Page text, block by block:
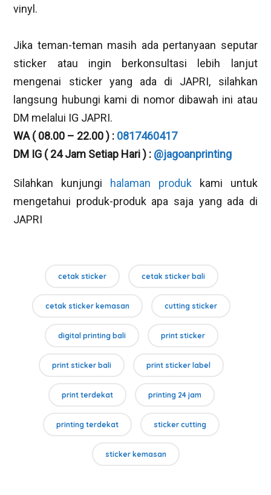
vinyl.
Jika teman-teman masih ada pertanyaan seputar
sticker atau ingin berkonsultasi lebih lanjut
mengenai sticker yang ada di JAPRI, silahkan
langsung hubungi kami di nomor dibawah ini atau
DM melalui IG JAPRI.
WA ( 08.00 – 22.00 ) : 0817460417
DM IG ( 24 Jam Setiap Hari ) : @jagoanprinting
Silahkan kunjungi halaman produkkami untuk
mengetahui produk-produk apa saja yang ada di
JAPRI
cetak sticker cetak sticker bali
cetak sticker kemasan cutting sticker
digital printing bali print sticker
print sticker bali print sticker label
print terdekat printing 24 jam
printing terdekat sticker cutting
sticker kemasan